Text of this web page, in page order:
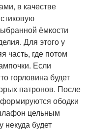
в качестве
ёмкости
Для этого у
часть, где потом
Если
горловина будет
патронов. После
ободки
цельным
некуда будет